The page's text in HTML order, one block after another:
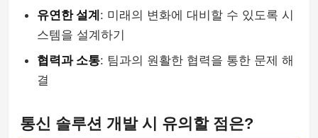
유연한 설계 : 미래의 변화에 대비할 수 있도록 시
스템을 설계하기
협력과 소통: 팀과의 원활한 협력을 통한 문제 해
결
통신 솔루션 개발 시 유의할 점은?